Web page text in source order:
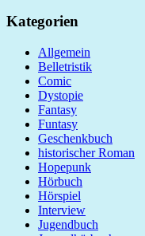
Kategorien
Allgemein
Belletristik
Comic
Dystopie
Fantasy
Funtasy
Geschenkbuch
historischer Roman
Hopepunk
Hörbuch
Hörspiel
Interview
Jugendbuch